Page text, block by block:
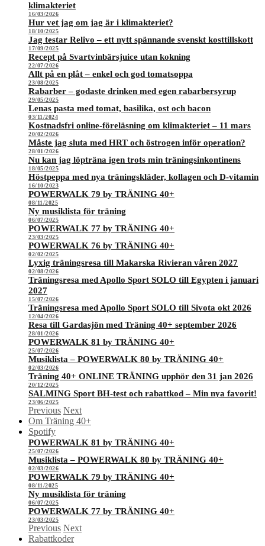
klimakteriet
16/03/2026
Hur vet jag om jag är i klimakteriet?
18/10/2025
Jag testar Relivo – ett nytt spännande svenskt kosttillskott
17/09/2025
Recept på Svartvinbärsjuice utan kokning
22/07/2026
Allt på en plåt – enkel och god tomatsoppa
23/08/2025
Rabarber – godaste drinken med egen rabarbersyrup
29/05/2025
Lenas pasta med tomat, basilika, ost och bacon
03/11/2024
Kostnadsfri online-föreläsning om klimakteriet – 11 mars
20/02/2026
Måste jag sluta med HRT och östrogen inför operation?
28/01/2026
Nu kan jag löpträna igen trots min träningsinkontinens
18/05/2025
Höstpeppa med nya träningskläder, kollagen och D-vitamin
16/10/2023
POWERWALK 79 by TRÄNING 40+
08/11/2025
Ny musiklista för träning
06/07/2025
POWERWALK 77 by TRÄNING 40+
23/03/2025
POWERWALK 76 by TRÄNING 40+
02/02/2025
Lyxig träningsresa till Makarska Rivieran våren 2027
02/08/2026
Träningsresa med Apollo Sport SOLO till Egypten i januari
2027
15/07/2026
Träningsresa med Apollo Sport SOLO till Sivota okt 2026
12/04/2026
Resa till Gardasjön med Träning 40+ september 2026
28/01/2026
POWERWALK 81 by TRÄNING 40+
25/07/2026
Musiklista – POWERWALK 80 by TRÄNING 40+
02/03/2026
Träning 40+ ONLINE TRÄNING upphör den 31 jan 2026
20/12/2025
SALMING Sport BH-test och rabattkod – Min nya favorit!
23/06/2025
Previous Next
Om Träning 40+
Spotify
POWERWALK 81 by TRÄNING 40+
25/07/2026
Musiklista – POWERWALK 80 by TRÄNING 40+
02/03/2026
POWERWALK 79 by TRÄNING 40+
08/11/2025
Ny musiklista för träning
06/07/2025
POWERWALK 77 by TRÄNING 40+
23/03/2025
Previous Next
Rabattkoder